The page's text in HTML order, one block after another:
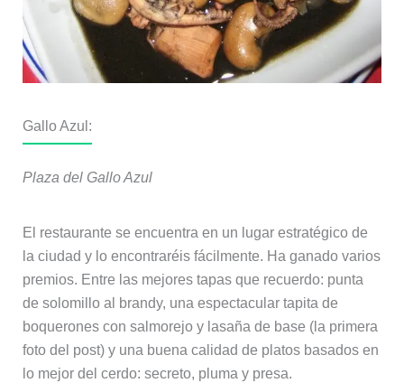
Gallo Azul:
Plaza del Gallo Azul
El restaurante se encuentra en un lugar estratégico de
la ciudad y lo encontraréis fácilmente. Ha ganado varios
premios. Entre las mejores tapas que recuerdo: punta
de solomillo al brandy, una espectacular tapita de
boquerones con salmorejo y lasaña de base (la primera
foto del post) y una buena calidad de platos basados en
lo mejor del cerdo: secreto, pluma y presa.